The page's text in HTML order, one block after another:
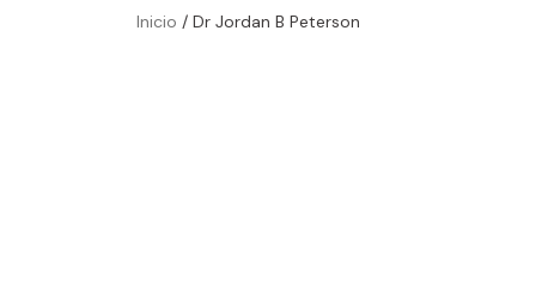
Inicio / Dr Jordan B Peterson